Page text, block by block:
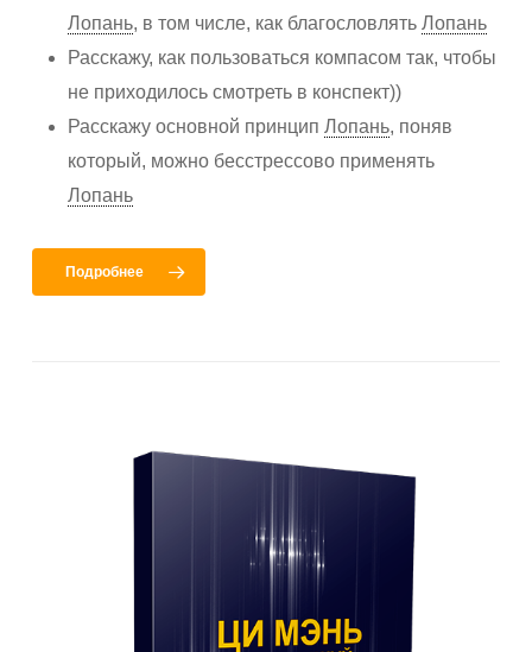
Лопань, в том числе, как благословлять Лопань
Расскажу, как пользоваться компасом так, чтобы
не приходилось смотреть в конспект))
Расскажу основной принцип Лопань, поняв
который, можно бесстрессово применять
Лопань
Подробнее